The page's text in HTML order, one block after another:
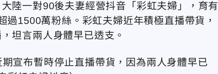
陸一對90後夫妻經營抖音「彩虹夫婦」，育有
1500萬粉絲。彩虹夫婦近年積極直播帶貨，
坦言兩人身體早已透支。